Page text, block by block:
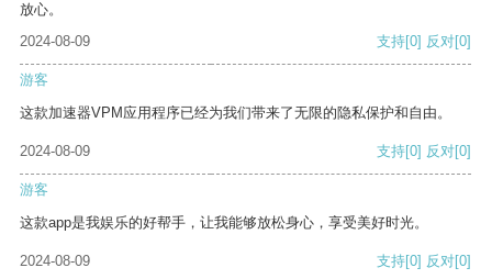
放心。
2024-08-09
支持[0] 反对[0]
游客
这款加速器VPM应用程序已经为我们带来了无限的隐私保护和自由。
2024-08-09 支持[0] 反对[0]
游客
这款app是我娱乐的好帮手，让我能够放松身心，享受美好时光。
2024-08-09 支持[0] 反对[0]